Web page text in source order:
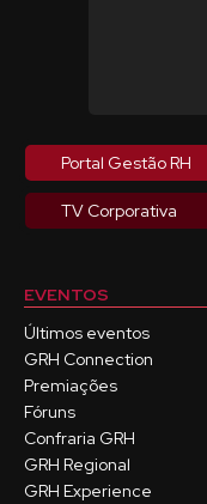
Portal Gestão RH
TV Corporativa
EVENTOS
Últimos eventos
GRH Connection
Premiações
Fóruns
Confraria GRH
GRH Regional
GRH Experience